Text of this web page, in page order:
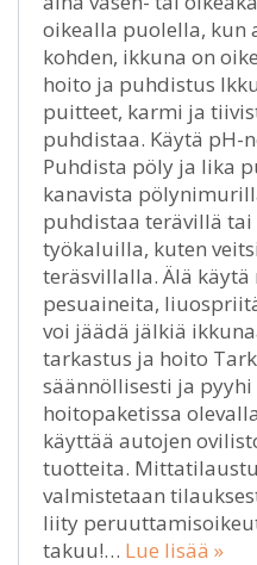
oikealla puolella, kun
kohden, ikkuna on
hoito ja puhdistus
puitteet, karmi ja
puhdistaa. Käytä pH-
Puhdista pöly ja lika
kanavista
puhdistaa terävillä
työkaluilla, kuten
teräsvillalla. Älä käytä
pesuaineita,
voi jäädä jälkiä
tarkastus ja hoito
säännöllisesti ja pyyhi
hoitopaketissa
käyttää autojen
tuotteita.
valmistetaan
liity
takuu!… Lue lisää »